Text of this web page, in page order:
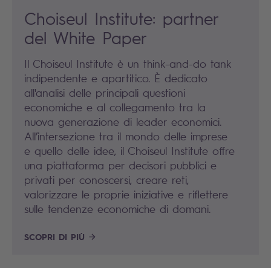
Choiseul Institute: partner
del White Paper
Il Choiseul Institute è un think-and-do tank
indipendente e apartitico. È dedicato
all'analisi delle principali questioni
economiche e al collegamento tra la
nuova generazione di leader economici.
All’intersezione tra il mondo delle imprese
e quello delle idee, il Choiseul Institute offre
una piattaforma per decisori pubblici e
privati per conoscersi, creare reti,
valorizzare le proprie iniziative e riflettere
sulle tendenze economiche di domani.
SCOPRI DI PIÙ